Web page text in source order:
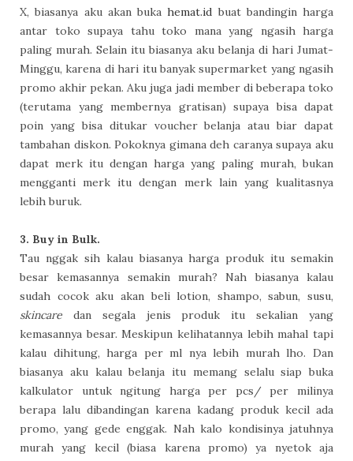
X, biasanya aku akan bukahemat.id buat bandingin harga
antar toko supaya tahu toko mana yang ngasih harga
paling murah. Selain itu biasanya aku belanja di hari Jumat-
Minggu, karena di hari itu banyak supermarket yang ngasih
promo akhir pekan. Aku juga jadi member di beberapa toko
(terutama yang membernya gratisan) supaya bisa dapat
poin yang bisa ditukar voucher belanja atau biar dapat
tambahan diskon. Pokoknya gimana deh caranya supaya aku
dapat merk itu dengan harga yang paling murah, bukan
mengganti merk itu dengan merk lain yang kualitasnya
lebih buruk.
3. Buy in Bulk.
Tau nggak sih kalau biasanya harga produk itu semakin
besar kemasannya semakin murah? Nah biasanya kalau
sudah cocok aku akan beli lotion, shampo, sabun, susu,
skincare dan segala jenis produk itu sekalian yang
kemasannya besar. Meskipun kelihatannya lebih mahal tapi
kalau dihitung, harga per ml nya lebih murah lho. Dan
biasanya aku kalau belanja itu memang selalu siap buka
kalkulator untuk ngitung harga per pcs/ per milinya
berapa lalu dibandingan karena kadang produk kecil ada
promo, yang gede enggak. Nah kalo kondisinya jatuhnya
murah yang kecil (biasa karena promo) ya nyetok aja